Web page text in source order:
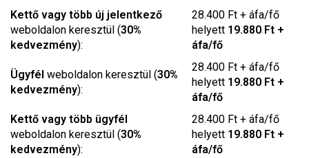
Kettő vagy több új jelentkező
weboldalon keresztül (30%
kedvezmény):
28.400 Ft + áfa/fő
helyett 19.880 Ft +
áfa/fő
Ügyfél weboldalon keresztül (30%
kedvezmény):
28.400 Ft + áfa/fő
helyett 19.880 Ft +
áfa/fő
Kettő vagy több ügyfél
weboldalon keresztül (30%
kedvezmény):
28.400 Ft + áfa/fő
helyett 19.880 Ft +
áfa/fő